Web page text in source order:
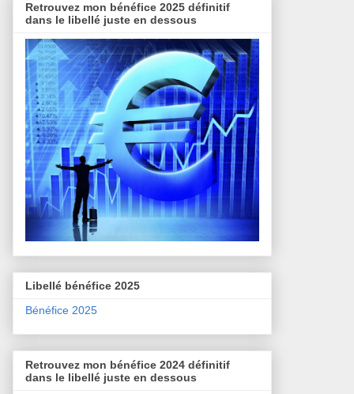
Retrouvez mon bénéfice 2025 définitif
dans le libellé juste en dessous
Libellé bénéfice 2025
Bénéfice 2025
Retrouvez mon bénéfice 2024 définitif
dans le libellé juste en dessous